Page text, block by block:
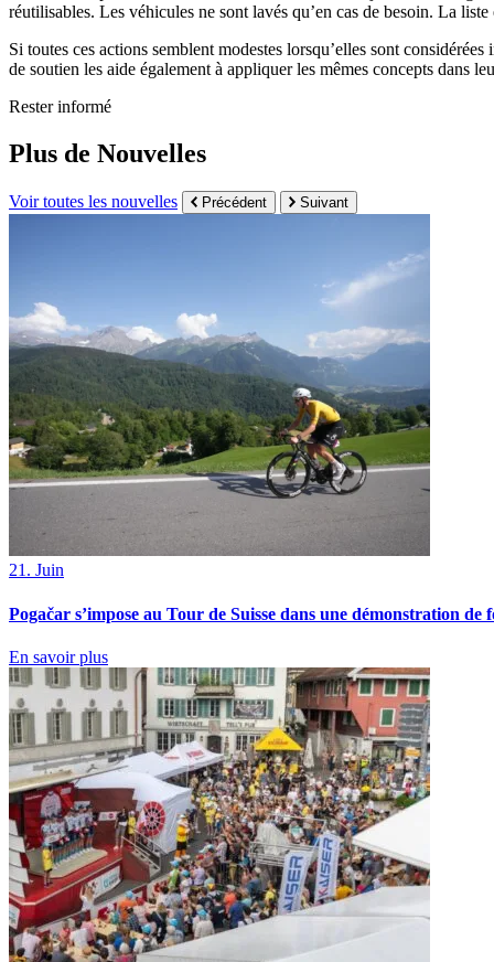
réutilisables. Les véhicules ne sont lavés qu’en cas de besoin. La
Si toutes ces actions semblent modestes lorsqu’elles sont
de soutien les aide également à appliquer les mêmes concepts dans
Rester informé
Plus de Nouvelles
Voir toutes les nouvelles Précédent Suivant
21. Juin
Pogačar s’impose au Tour de Suisse dans une démonstration de
En savoir plus